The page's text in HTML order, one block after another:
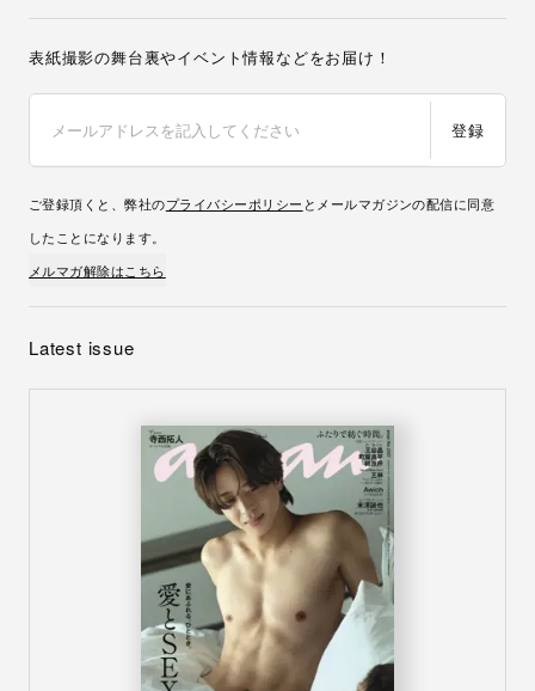
表紙撮影の舞台裏やイベント情報などをお届け！
登録
ご登録頂くと、弊社のプライバシーポリシー とメールマガジンの配信に同意
したことになります。
メルマガ解除はこちら
Latest issue